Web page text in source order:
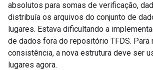
absolutos para somas de verificação,
distribuía os arquivos do conjunto de
lugares. Estava dificultando a
de dados fora do repositório TFDS. Para
consistência, a nova estrutura deve ser
lugares agora.